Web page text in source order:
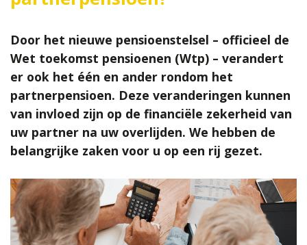
Door het nieuwe pensioenstelsel – officieel de
Wet toekomst pensioenen (Wtp) – verandert
er ook het één en ander rondom het
partnerpensioen. Deze veranderingen kunnen
van invloed zijn op de financiële zekerheid van
uw partner na uw overlijden. We hebben de
belangrijke zaken voor u op een rij gezet.